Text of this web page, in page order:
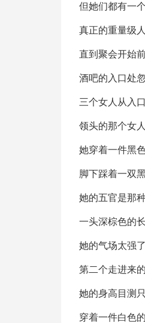
但她们都有一
真正的重量级
直到聚会开始
酒吧的入口处
三个女人从入
领头的那个女
她穿着一件黑
脚下踩着一双
她的五官是那
一头深棕色的
她的气场太强
第二个走进来
她的身高目测
穿着一件白色